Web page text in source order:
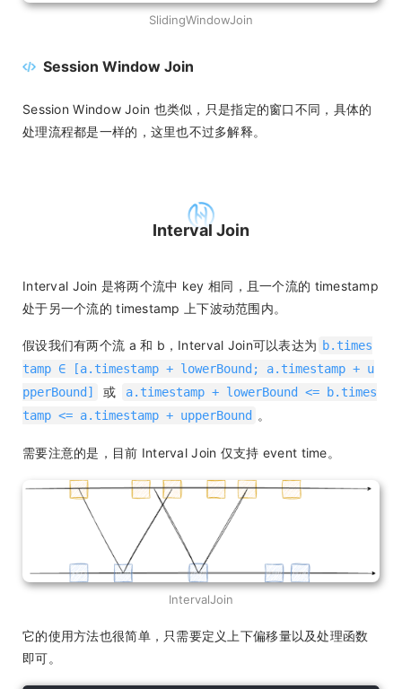
SlidingWindowJoin
Session Window Join
Session Window Join 也类似，只是指定的窗口不同，具体的
处理流程都是一样的，这里也不过多解释。
Interval Join
Interval Join 是将两个流中 key 相同，且一个流的 timestamp
处于另一个流的 timestamp 上下波动范围内。
假设我们有两个流 a 和 b，Interval Join可以表达为 b.times
tamp ∈ [a.timestamp + lowerBound; a.timestamp + u
pperBound]
或
a.timestamp + lowerBound <= b.times
tamp <= a.timestamp + upperBound
。
需要注意的是，目前 Interval Join 仅支持 event time。
IntervalJoin
它的使用方法也很简单，只需要定义上下偏移量以及处理函数
即可。